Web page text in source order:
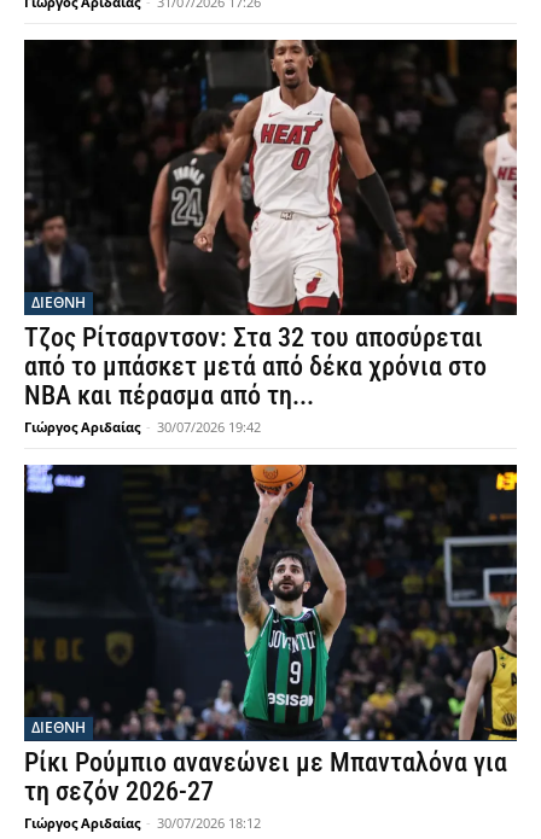
ΔΙΕΘΝΗ
Τζος Ρίτσαρντσον: Στα 32 του αποσύρεται
από το μπάσκετ μετά από δέκα χρόνια στο
NBA και πέρασμα από τη...
Γιώργος Αριδαίας - 30/07/2026 19:42
ΔΙΕΘΝΗ
Ρίκι Ρούμπιο ανανεώνει με Μπανταλόνα για
τη σεζόν 2026-27
Γιώργος Αριδαίας - 30/07/2026 18:12